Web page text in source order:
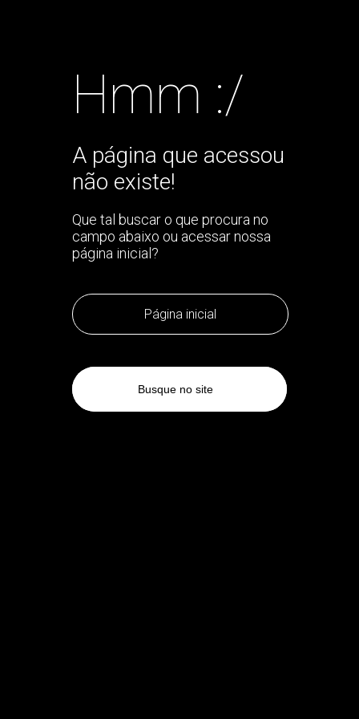
Hmm :/
A página que acessou
não existe!
Que tal buscar o que procura no
campo abaixo ou acessar nossa
página inicial?
Página inicial